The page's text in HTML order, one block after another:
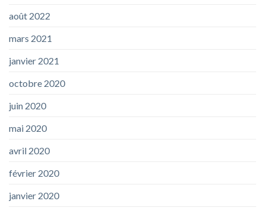
août 2022
mars 2021
janvier 2021
octobre 2020
juin 2020
mai 2020
avril 2020
février 2020
janvier 2020